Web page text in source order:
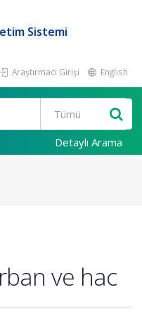
Sistemi
Araştırmacı Girişi English
Detaylı Arama
ve hac